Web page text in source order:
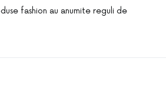
fashion au anumite reguli de